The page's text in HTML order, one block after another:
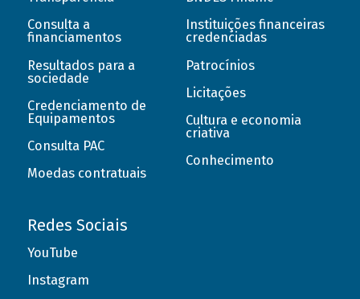
Consulta a
financiamentos
Resultados para a
sociedade
Credenciamento de
Equipamentos
Consulta PAC
Moedas contratuais
Instituições financeiras
credenciadas
Patrocínios
Licitações
Cultura e economia
criativa
Conhecimento
Redes Sociais
YouTube
Instagram